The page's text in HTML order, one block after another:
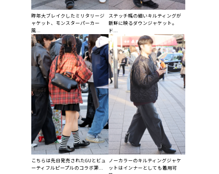
昨年大ブレイクしたミリタリージ
ャケット、モンスターパーカー
風...
ステッチ幅の細いキルティングが
新鮮に映るダウンジャケット。
ド...
こちらは先日発売されたGUとビュ
ーティフルピープルのコラボ第...
ノーカラーのキルティングジャケ
ットはインナーとしても着用可